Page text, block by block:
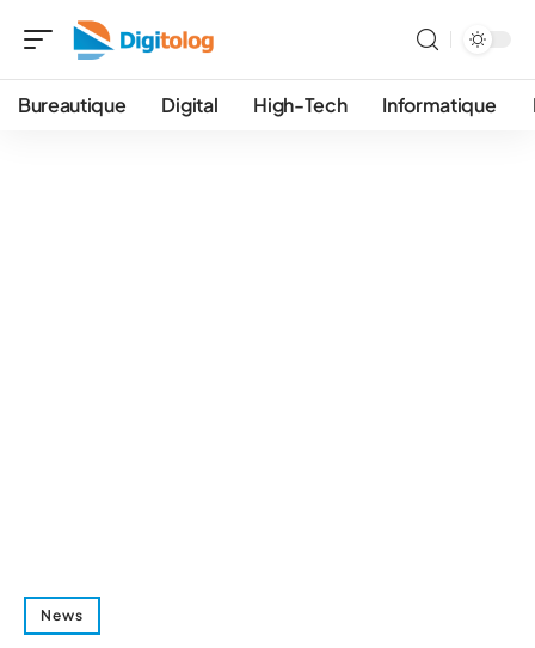
Bureautique Digital High-Tech Informatique
News